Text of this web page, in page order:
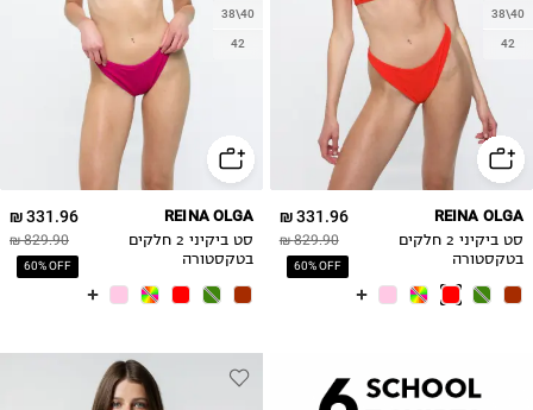
38\40
42
331.96 ₪
829.90 ₪
60% OFF
REINA OLGA
סט ביקיני 2 חלקים
בטקסטורה
38\40
42
331.96 ₪
829.90 ₪
60% OFF
REINA OLGA
סט ביקיני 2 חלקים
בטקסטורה